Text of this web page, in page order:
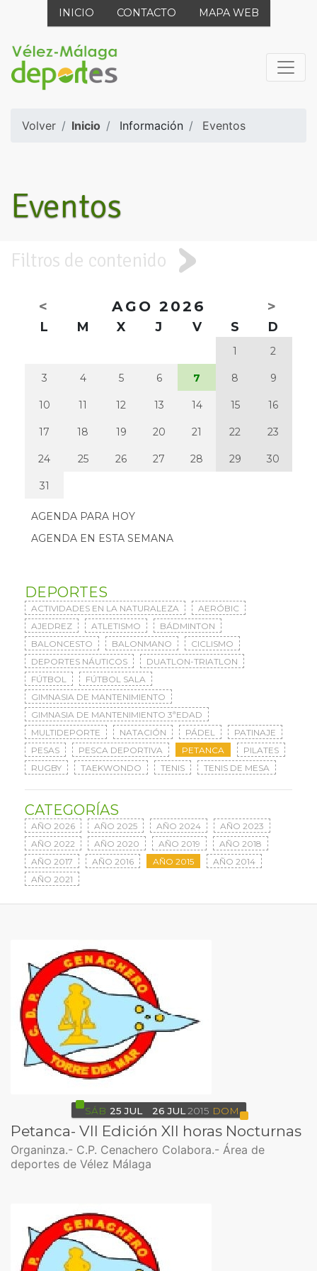
INICIO CONTACTO MAPA WEB
Volver Inicio Información Eventos
Eventos
Filtros de contenido
< AGO 2026 >
L M X J V S D
1 2
3 4 5 6 7 8 9
10 11 12 13 14 15 16
17 18 19 20 21 22 23
24 25 26 27 28 29 30
31
AGENDA PARA HOY
AGENDA EN ESTA SEMANA
DEPORTES
ACTIVIDADES EN LA NATURALEZA
AERÓBIC
AJEDREZ
ATLETISMO
BÁDMINTON
BALONCESTO
BALONMANO
CICLISMO
DEPORTES NÁUTICOS
DUATLON-TRIATLON
FÚTBOL
FÚTBOL SALA
GIMNASIA DE MANTENIMIENTO
GIMNASIA DE MANTENIMIENTO 3ªEDAD
MULTIDEPORTE
NATACIÓN PÁDEL
PATINAJE
PESAS
PESCA DEPORTIVA PETANCA
PILATES
RUGBY
TAEKWONDO TENIS TENIS DE MESA
CATEGORÍAS
AÑO 2026 AÑO 2025 AÑO 2024
AÑO 2023
AÑO 2022
AÑO 2020 AÑO 2019
AÑO 2018
AÑO 2017
AÑO 2016 AÑO 2015
AÑO 2014
AÑO 2021
SÁB 25 JUL 26 JUL 2015 DOM
Petanca- VII Edición XII horas Nocturnas
Organinza.- C.P. Cenachero Colabora.- Área de
deportes de Vélez Málaga